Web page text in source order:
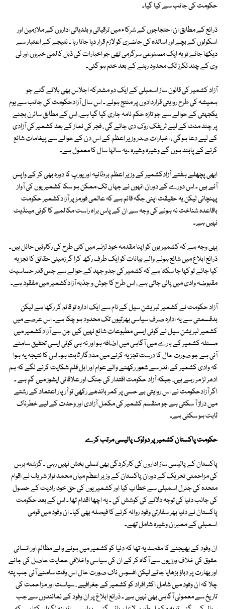
حکومت کی جانب سے کیا گیا۔
ذرائع کے مطابق ان احتجاجوں کے شرکاء میں ترقیاتی و بلدیاتی اداروں کے ملازمین اور
اسکولوں کے بچے اور اساتذہ کی حاضری کو لازم قرار دیا جاتا رہا ۔ نتیجے کے اعتبار سے
دیکھا جائے تو یہ ایک مصنوعی سرگرمی تھی جو اخبارات کی ڈبل کالمی خبروں اور ٹی
وی کے چند ٹکرز تک محدود رہنے کے بعد ختم ہو گئی۔
آزاد کشمیر کی قانون ساز اسمبلی کے ایک دو مشترکہ اجلاس بھی بلائے گئے جو
ہمیشہ کی طرح روایتی قراردادوں پر منتج ہوئے ۔ اس سال آزادحکومت کی جانب سے یوم
یکجہتی کے حوالے سے جو تازہ حکم نامہ جاری کیا گیا ہے، اس کے مطابق سائرن بجنے
پر چند منٹ کے لیے ٹریفک روک دی جائے گی ، فجر کی نماز کے بعد کشمیر کی آزادی
کے لیے دعا ہوگی ، اخبارات صدر وزیر اعظم کے اس دن کے حوالے سے پیغامات شائع
کرنے کے پابند ہوں گے وغیرہ وغیرہ ۔یہ سالہا سال کا معمول ہے۔
ابھی پچھلے ہفتے آزادکشمیر کے وزیر اعظم برطانیہ اور یورپ کا دورہ بھی کر کے واپس
آئے ہیں ۔ اس دورے کے دوران انہوں نے جہاں تک ممکن ہو سکا کشمیریوں کی آواز
پہنچائی لیکن یہ حقیقت اپنی جگہ قائم ہے کہ عالمی فورمز پر آزادکشمیر حکومت
باقاعدہ شناخت نہ ہونے کی وجہ سے ان کے پاس براہ راست مکالمے کا کوئی مینڈیٹ
نہیں ہے۔
یہی وجہ ہے کہ کشمیریوں کو اپنا مقدمہ خود لڑنے میں کئی طرح کی رکاوٹیں حائل ہیں۔
ذرائع ابلاغ میں شائع ہونے والے بیانات کو ایک طرف رکھ کرا گر زمینی حقائق کا تجزیہ
کیا جائے تو کہا جا سکتا ہے کہ کشمیر کی جدو جہد کے حوالے سے جس قدر حساسیت
مقبوضہ وادی میں پائی جاتی ہے ، اس طرح کا جوش و جذبہ آزادکشمیر میں مفقود ہے۔
آزاد حکومت نے کشمیر لبریشن سیل کے نام سے ایک ادارہ تو قائم کر رکھا ہے لیکن
بدقسمتی سے یہ ادارہ صرف سیاسی بھرتیوں تک محدود ہو چکا ہے۔ اس عرصے میں
کشمیر لبریشن سیل نے کوئی ایسی مطبوعات شائع نہیں کیں جن سے آزادکشمیر میں
مسئلہ کشمیر کے بارے میں آگاہی میں اضافہ ہو اور نہ ہی کوئی ایسی تحقیق سامنے
آئی ہے جو صورت حال کا درست تجزیہ کرنے میں مددگار ثابت ہو۔ اس کا نتیجہ یہ ہوا
کہ وادی کشمیر کے اندر سے شعور رکھنے والے عوام اور اہل قلم شکایت کرنے لگے کہ ہم
ادھر لڑ مر رہے ہیں، جبکہ آزاد حکومت اقتدار کی جنگ اور علاقائی ایشوز میں گم ہے ۔
اگر آزادحکومت نے اس روایتی بے حسی پر کمر باندھے رکھی تو آر پار اعتماد کے رشتے
میں دراڑ آ سکتی ہے جو منقسم کشمیر کی مکمل آزادی اور وحدت کے لیے خطرناک
ثابت ہو سکتی ہے۔
حکومت پاکستان کشمیر پر دوٹوک پالیسی مرتب کرے
پاکستان کے پالیسی ساز اداروں کی کارکردگی بھی تسلی بخش نہیں رہی ۔ گزشتہ برس
کی مزاحمتی تحریک کے دوران پاکستان کے وزیر اعظم میاں محمد نواز شریف نے اقوام
متحدہ کی جنرل اسمبلی سے خطاب کیا اور کشمیریوں کی حق خودارادیت کے حصول
کی جانب دنیا کی توجہ دلانے کی کوشش کی ۔ یہ اچھا اقدام تھا ۔ اس کے بعد حکومت
پاکستان نے دنیا بھر سفارتی وفود روانہ کرنے کا فیصلہ بھی کیا۔ ان وفود میں قومی
اسمبلی کے ممبران وغیرہ شامل تھے۔
ان وفود کے بھیجنے کا مقصد یہ تھا کہ دنیا کو کشمیر میں ہونے والے مظالم اور انسانی
حقوق کی خلاف ورزیوں سے آگاہ کر کے ان کی سیاسی واخلاقی حمایت حاصل کی جائے
اور بھارت پر دباؤ بڑھایا جائے لیکن افسوس ناک صورت حال اس وقت سامنے آئی جب پتہ
چلا کہ ان وفود میں شامل اکثر افراد کو کشمیر کے جغرافیے ، سیاست اور مزاحمت کی
تاریخ سے معمولی آگاہی بھی نہیں ہے ۔ ذرائع ابلاغ پر ان وفود کے نمائندوں سے جب